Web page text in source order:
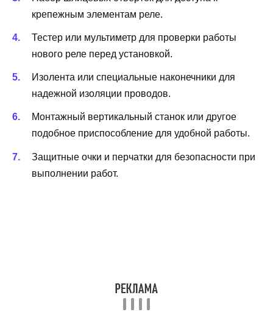
крепежным элементам реле.
Тестер или мультиметр для проверки работы
нового реле перед установкой.
Изолента или специальные наконечники для
надежной изоляции проводов.
Монтажный вертикальный станок или другое
подобное приспособление для удобной работы.
Защитные очки и перчатки для безопасности при
выполнении работ.